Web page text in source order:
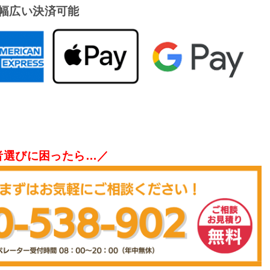
広い決済可能
選びに困ったら…／